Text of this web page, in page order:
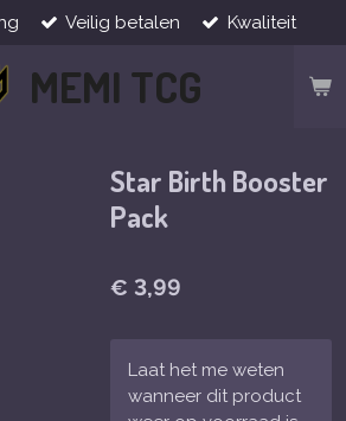
MEMI TCG
Veilig betalen Kwaliteit
Star Birth Booster
Pack
€ 3,99
Laat het me weten
wanneer dit product